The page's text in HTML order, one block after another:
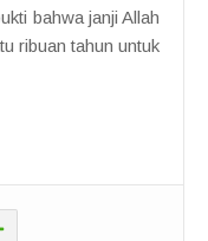
bahwa janji Allah
ribuan tahun untuk